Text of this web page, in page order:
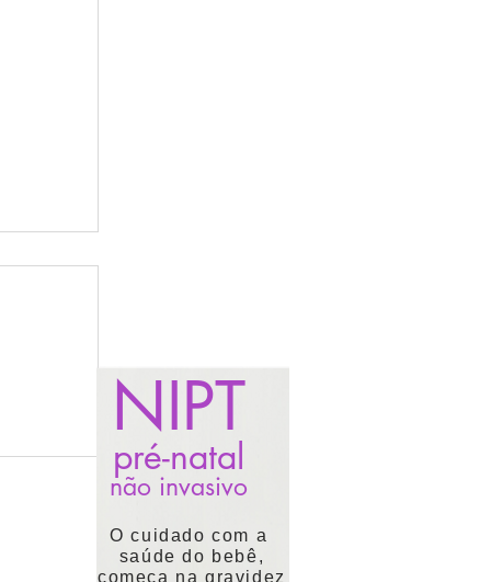
NIPT
pré-natal
não invasivo
O cuidado com a
saúde do bebê,
começa na gravidez